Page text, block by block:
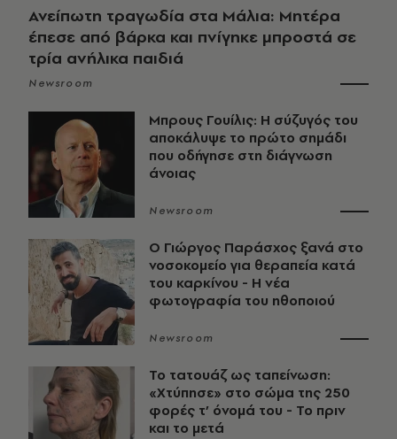
Ανείπωτη τραγωδία στα Μάλια: Μητέρα
έπεσε από βάρκα και πνίγηκε μπροστά σε
τρία ανήλικα παιδιά
Newsroom
Μπρους Γουίλις: Η σύζυγός του
αποκάλυψε το πρώτο σημάδι
που οδήγησε στη διάγνωση
άνοιας
Newsroom
O Γιώργος Παράσχος ξανά στο
νοσοκομείο για θεραπεία κατά
του καρκίνου - Η νέα
φωτογραφία του ηθοποιού
Newsroom
Το τατουάζ ως ταπείνωση:
«Χτύπησε» στο σώμα της 250
φορές τ’ όνομά του - Το πριν
και το μετά